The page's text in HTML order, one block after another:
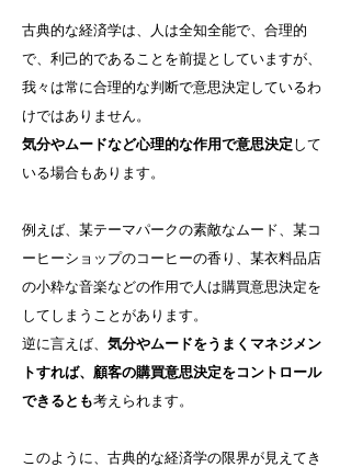
古典的な経済学は、人は全知全能で、合理的
で、利己的であることを前提としていますが、
我々は常に合理的な判断で意思決定しているわ
けではありません。
気分やムードなど心理的な作用で意思決定 して
いる場合もあります。
例えば、某テーマパークの素敵なムード、某コ
ーヒーショップのコーヒーの香り、某衣料品店
の小粋な音楽などの作用で人は購買意思決定を
してしまうことがあります。
逆に言えば、 気分やムードをうまくマネジメン
トすれば、顧客の購買意思決定をコントロール
できるとも考えられます。
このように、古典的な経済学の限界が見えてき